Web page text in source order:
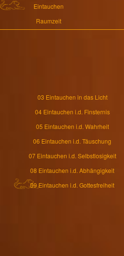
Eintauchen
Raumzeit
03 Eintauchen in das Licht
04 Eintauchen i.d. Finsternis
05 Eintauchen i.d. Wahrheit
06 Eintauchen i.d. Täuschung
07 Eintauchen i.d. Selbstlosigkeit
08 Eintauchen i.d. Abhängigkeit
09 Eintauchen i.d. Gottesfreiheit